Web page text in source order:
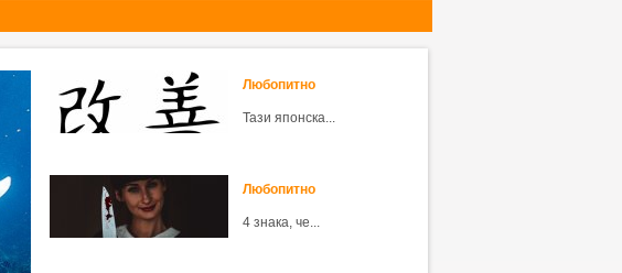
Любопитно
Тази японска...
Любопитно
4 знака, че...